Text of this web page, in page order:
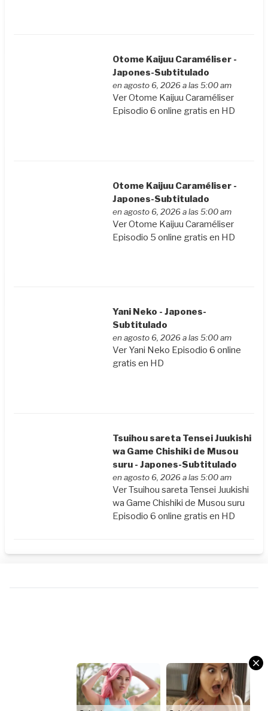
Columbus
DATING
Columbus
DATING
Otome Kaijuu Caraméliser -
Japones-Subtitulado
en agosto 6, 2026 a las 5:00 am
Ver Otome Kaijuu Caraméliser
Episodio 6 online gratis en HD
Otome Kaijuu Caraméliser -
Japones-Subtitulado
en agosto 6, 2026 a las 5:00 am
Ver Otome Kaijuu Caraméliser
Episodio 5 online gratis en HD
Yani Neko - Japones-
Subtitulado
en agosto 6, 2026 a las 5:00 am
Ver Yani Neko Episodio 6 online
gratis en HD
Tsuihou sareta Tensei Juukishi
wa Game Chishiki de Musou
suru - Japones-Subtitulado
en agosto 6, 2026 a las 5:00 am
Ver Tsuihou sareta Tensei Juukishi
wa Game Chishiki de Musou suru
Episodio 6 online gratis en HD